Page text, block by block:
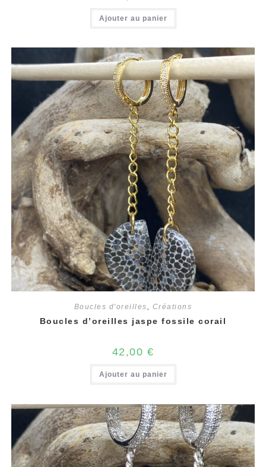
Ajouter au panier
Boucles d'oreilles, Créations
Boucles d’oreilles jaspe fossile corail
42,00 €
Ajouter au panier